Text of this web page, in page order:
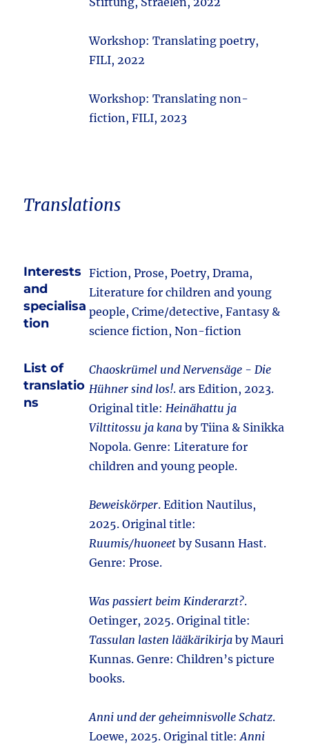
Workshop: Translating poetry,
FILI, 2022
Workshop: Translating non-
fiction, FILI, 2023
Translations
Interests
and
specialisa
tion
Fiction, Prose, Poetry, Drama,
Literature for children and young
people, Crime/detective, Fantasy &
science fiction, Non-fiction
List of
translatio
ns
Chaoskrümel und Nervensäge - Die
Hühner sind los!. ars Edition, 2023.
Original title:Heinähattu ja
Vilttitossu ja kana by Tiina & Sinikka
Nopola. Genre: Literature for
children and young people.
Beweiskörper. Edition Nautilus,
2025. Original title:
Ruumis/huoneet by Susann Hast.
Genre: Prose.
Was passiert beim Kinderarzt?.
Oetinger, 2025. Original title:
Tassulan lasten lääkärikirja by Mauri
Kunnas. Genre: Children’s picture
books.
Anni und der geheimnisvolle Schatz.
Loewe, 2025. Original title:Anni